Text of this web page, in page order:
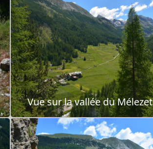
Vue sur la vallée du Mélezet